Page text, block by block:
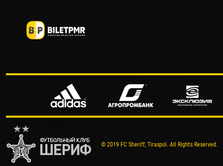
© 2019 FC Sheriff, Tiraspol. All Rights Reserved.